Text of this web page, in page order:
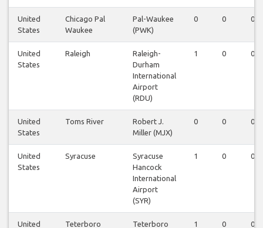
United
States
Chicago Pal
Waukee
Pal-Waukee
(PWK)
0 0 0
United
States
Raleigh
Raleigh-
Durham
International
Airport
(RDU)
1 0 0
United
States
Toms River
Robert J.
Miller (MJX)
0 0 0
United
States
Syracuse
Syracuse
Hancock
International
Airport
(SYR)
1 0 0
United
Teterboro
Teterboro
1 0 0